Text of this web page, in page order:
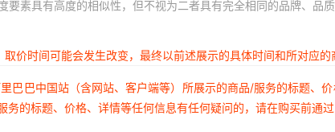
素具有高度的相似性，但不视为二者具有完全相同的品牌、品
价时间可能会发生改变，最终以前述展示的具体时间和所对应的
巴巴中国站（含网站、客户端等）所展示的商品/服务的标题、
的标题、价格、详情等任何信息有任何疑问的，请在购买前通